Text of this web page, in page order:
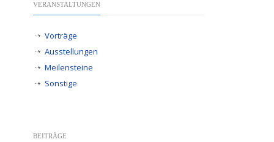
VERANSTALTUNGEN
Vorträge
Ausstellungen
Meilensteine
Sonstige
BEITRÄGE